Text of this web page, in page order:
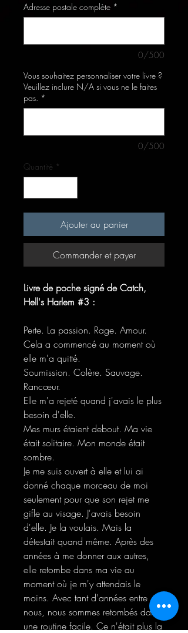
Adresse postale complète *
0/500
Vous souhaitez personnaliser votre livre ?
Veuillez inclure N/A si vous ne le faites
pas. *
0/500
Quantité *
Ajouter au panier
Commander et payer
Livre de poche signé de Catch,
Hell's Harlem #3 :
Perte. La passion. Rage. Amour.
Cela a commencé au moment où
elle m'a quitté.
Soumission. Colère. Sauvage.
Rancœur.
Elle m'a rejeté quand j'avais le plus
besoin d'elle.
Mes murs étaient debout. Ma vie
était solitaire. Mon monde était
sombre.
Je me suis ouvert à elle et lui ai
donné chaque morceau de moi
seulement pour que son rejet me
gifle au visage. J'avais besoin
d'elle. Je la voulais. Mais la
détestait quand même. Après des
années à me donner aux autres,
elle retombe dans ma vie au
moment où je m'y attendais le
moins. Avec tant d'années entre
nous, nous sommes retombés dans
une routine facile. Ce n'était plus la